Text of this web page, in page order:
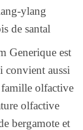
ylang
de santal
Generique est
convient aussi
famille olfactive
olfactive
bergamote et